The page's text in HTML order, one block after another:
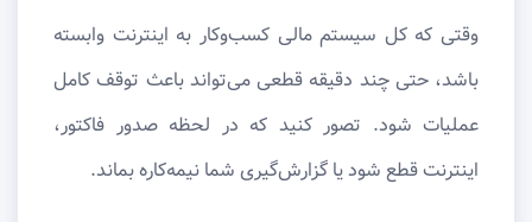
وقتی که کل سیستم مالی کسب‌وکار به اینترنت وابسته
باشد، حتی چند دقیقه قطعی می‌تواند باعث توقف کامل
عملیات شود. تصور کنید که در لحظه صدور فاکتور،
اینترنت قطع شود یا گزارش‌گیری شما نیمه‌کاره بماند.